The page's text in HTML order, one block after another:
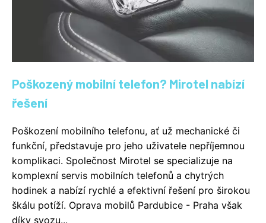
Poškozený mobilní telefon? Mirotel nabízí
řešení
Poškození mobilního telefonu, ať už mechanické či
funkční, představuje pro jeho uživatele nepříjemnou
komplikaci. Společnost Mirotel se specializuje na
komplexní servis mobilních telefonů a chytrých
hodinek a nabízí rychlé a efektivní řešení pro širokou
škálu potíží. Oprava mobilů Pardubice - Praha však
díky svozu...